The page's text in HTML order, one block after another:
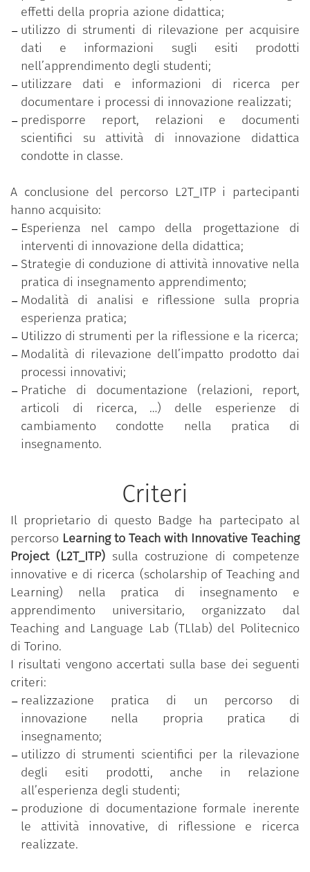
empiriche per la riflessione e la valutazione della
propria pratica didattica e funzionali anche alla
predisposizione di prodotti di ricerca da pubblicare
e diffondere nelle comunità scientifiche e
professionali.
Ogni esperienza innovativa è realizzata dai
partecipanti avvalendosi di modelli di confronto e
supporto scientifico e professionale nelle fasi di
analisi della propria realtà di insegnamento, di
tecniche, strumenti e materiali e di individuazione
dei tempi di attuazione e delle modalità di
valutazione. Il progetto offre parallelamente
itinerari e strumenti di indagine, ricerca e
documentazione per l’acquisizione di dati,
informazioni ed evidenze volte a sostenere la
valutazione e la riflessione finale su quanto
concretizzato.
Le tematiche affrontate riguardano:
Definizione di percorsi di innovazione della
didattica in università;
Strategie di analisi del proprio contesto di
insegnamento apprendimento;
autovalutazione della propria pratica didattica
con feedback formale da parte degli studenti;
Identificazione di obiettivi, metodi, strumenti di
intervento didattico innovativo;
Conduzione e governo di itinerari di
innovazione delle proprie pratiche di
insegnamento apprendimento;
Adozione di strumenti di analisi per
l’acquisizione di evidenze utili alla riflessione
sulla didattica condotta nella propria classe;
Elaborazione di materiali di documentazione e
analisi per l’indagine, la comprensione e la
comunicazione scientifica dei propri interventi
didattici innovativi.
effetti della propria azione didattica;
utilizzo di strumenti di rilevazione per acquisire
dati e informazioni sugli esiti prodotti
nell’apprendimento degli studenti;
utilizzare dati e informazioni di ricerca per
documentare i processi di innovazione realizzati;
predisporre report, relazioni e documenti
scientifici su attività di innovazione didattica
condotte in classe.
A conclusione del percorso L2T_ITP i partecipanti
hanno acquisito:
Esperienza nel campo della progettazione di
interventi di innovazione della didattica;
Strategie di conduzione di attività innovative nella
pratica di insegnamento apprendimento;
Modalità di analisi e riflessione sulla propria
esperienza pratica;
Utilizzo di strumenti per la riflessione e la ricerca;
Modalità di rilevazione dell’impatto prodotto dai
processi innovativi;
Pratiche di documentazione (relazioni, report,
articoli di ricerca, …) delle esperienze di
cambiamento condotte nella pratica di
insegnamento.
Criteri
Il proprietario di questo Badge ha partecipato al
percorso Learning to Teach with Innovative Teaching
Project (L2T_ITP)sulla costruzione di competenze
innovative e di ricerca (scholarship of Teaching and
Learning) nella pratica di insegnamento e
apprendimento universitario, organizzato dal
Teaching and Language Lab (TLlab) del Politecnico
di Torino.
I risultati vengono accertati sulla base dei seguenti
criteri:
realizzazione pratica di un percorso di
innovazione nella propria pratica di
insegnamento;
utilizzo di strumenti scientifici per la rilevazione
degli esiti prodotti, anche in relazione
all’esperienza degli studenti;
produzione di documentazione formale inerente
le attività innovative, di riflessione e ricerca
realizzate.